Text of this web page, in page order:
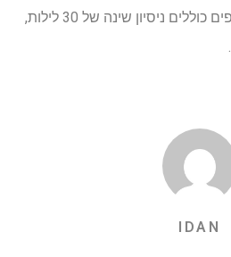
298 $ ל 268 $. יתרונות נוספים כוללים ניסיון שינה של 30 לילות,
IDAN